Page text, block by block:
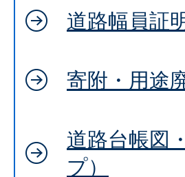
道路幅員証
寄附・用途
道路台帳図
プ）